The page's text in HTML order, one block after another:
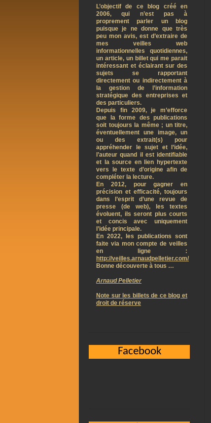
L’objectif de ce blog créé en
2006, qui n’est pas à
proprement parler un blog
puisque je ne donne que très
peu mon avis, est d’extraire de
mes veilles web
informationnelles quotidiennes,
un article, un billet qui me parait
intéressant et éclairant sur des
sujets se rapportant
directement ou indirectement à
la gestion de l’information
stratégique des entreprises et
des particuliers.
Depuis fin 2009, je m’efforce
que la forme des publications
soit toujours la même ; un titre,
éventuellement une image, un
ou des extrait(s) pour
appréhender le sujet et l’idée,
l’auteur quand il est identifiable
et la source en lien hypertexte
vers le texte d’origine afin de
compléter la lecture.
En 2012, pour gagner en
précision et efficacité, toujours
dans l’esprit d’une revue de
presse (de web), les textes
évoluent, ils seront plus courts
et concis avec uniquement
l’idée principale.
En 2022, les publications sont
faite via mon compte de veilles
en ligne :
http://veilles.arnaudpelletier.com/
Bonne découverte à tous …
Arnaud Pelletier
Note sur les billets de ce blog et
droit de réserve
Facebook